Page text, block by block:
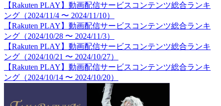
【Rakuten PLAY】動画配信サービスコンテンツ総合ランキ
ング（2024/11/4 〜 2024/11/10）
【Rakuten PLAY】動画配信サービスコンテンツ総合ランキ
ング（2024/10/28 〜 2024/11/3）
【Rakuten PLAY】動画配信サービスコンテンツ総合ランキ
ング（2024/10/21 〜 2024/10/27）
【Rakuten PLAY】動画配信サービスコンテンツ総合ランキ
ング（2024/10/14 〜 2024/10/20）